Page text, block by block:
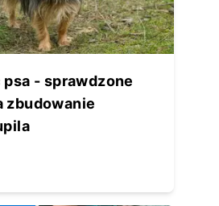
- sprawdzone
zbudowanie